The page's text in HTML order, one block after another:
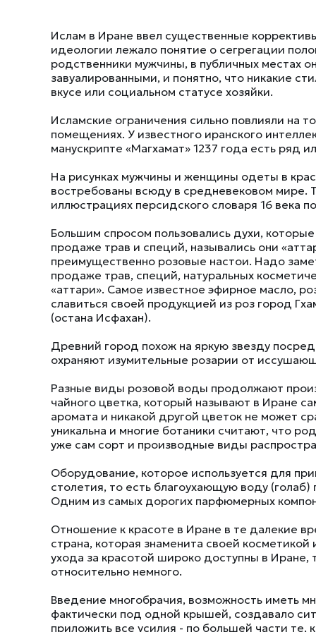
Ислам в Иране ввел существенные
идеологии лежало понятие о сегрегации
родственники мужчины, в публичных местах
завуалированными, и понятно, что никакие
вкусе или социальном статусе хозяйки.
Исламские ограничения сильно повлияли на
помещениях. У известного иранского
манускрипте «Магхамат» 1237 года есть
На рисунках мужчины и женщины одеты в
востребованы всюду в средневековом мире.
иллюстрациях персидского словаря 16 века
Большим спросом пользовались духи,
продаже трав и специй, назывались они
преимущественно розовые настои. Надо
продаже трав, специй, натуральных
«аттари». Самое известное эфирное масло,
славиться своей продукцией из роз город
(остана Исфахан).
Древний город похож на яркую звезду
охраняют изумительные розарии от
Разные виды розовой воды продолжают
чайного цветка, который называют в Иране
аромата и никакой другой цветок не может
уникальна и многие ботаники считают, что
уже сам сорт и производные виды
Оборудование, которое используется для
столетия, то есть благоухающую воду
Одним из самых дорогих парфюмерных
Отношение к красоте в Иране в те далекие
страна, которая знаменита своей
ухода за красотой широко доступны в
относительно немного.
Введение многобрачия, возможность иметь
фактически под одной крышей, создавало
приложить все усилия - по большей части